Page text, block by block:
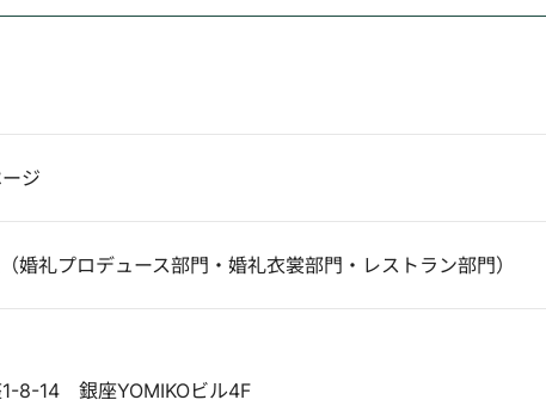
ジ
婚礼プロデュース部門・婚礼衣裳部門・レストラン部門）
1-8-14 銀座YOMIKOビル4F